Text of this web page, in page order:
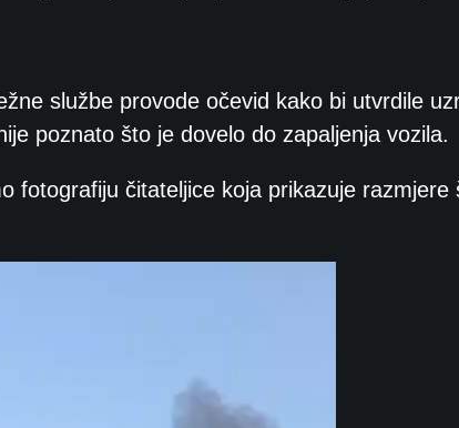
službe provode očevid kako bi utvrdile
poznato što je dovelo do zapaljenja vozila.
fotografiju čitateljice koja prikazuje